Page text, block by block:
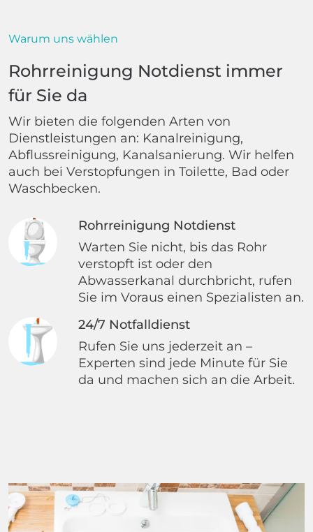
Warum uns wählen
Rohrreinigung Notdienst immer
für Sie da
Wir bieten die folgenden Arten von
Dienstleistungen an: Kanalreinigung,
Abflussreinigung, Kanalsanierung. Wir helfen
auch bei Verstopfungen in Toilette, Bad oder
Waschbecken.
Rohrreinigung Notdienst
Warten Sie nicht, bis das Rohr
verstopft ist oder den
Abwasserkanal durchbricht, rufen
Sie im Voraus einen Spezialisten an.
24/7 Notfalldienst
Rufen Sie uns jederzeit an –
Experten sind jede Minute für Sie
da und machen sich an die Arbeit.